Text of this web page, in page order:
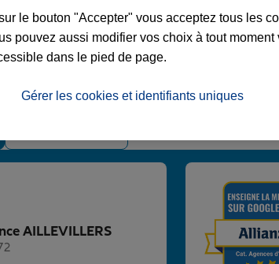
LYAUMONT
AILLEVILLERS
le bouton "Accepter" vous acceptez tous les
pouvez aussi modifier vos choix à tout
dans le pied de page.
Gérer les cookies et identifiants uniques